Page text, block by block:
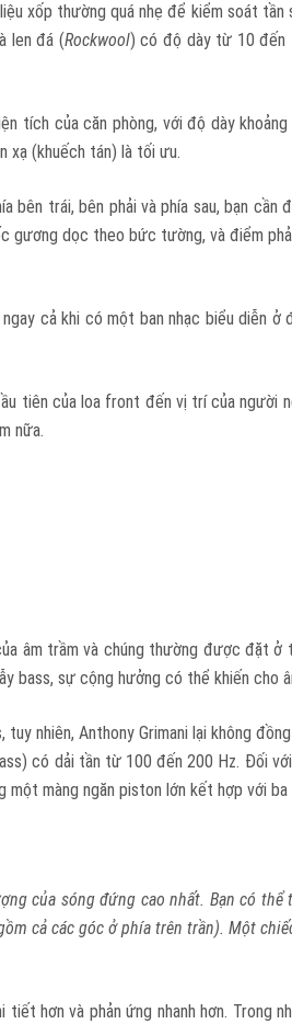
xốp thường quá nhẹ để kiểm soát
len đá (Rockwool) có độ dày từ 10 đến
tích của căn phòng, với độ dày
xạ (khuếch tán) là tối ưu.
trái, bên phải và phía sau, bạn
dọc theo bức tường, và điểm
cả khi có một ban nhạc biểu
tiên của loa front đến vị trí của người
nữa.
âm trầm và chúng thường được đặt
bass, sự cộng hưởng có thể khiến
nhiên, Anthony Grimani lại không
có dải tần từ 100 đến 200 Hz. Đối
màng ngăn piston lớn kết hợp với
của sóng đứng cao nhất. Bạn có
cả các góc ở phía trên trần). Một
hơn và phản ứng nhanh hơn. Trong